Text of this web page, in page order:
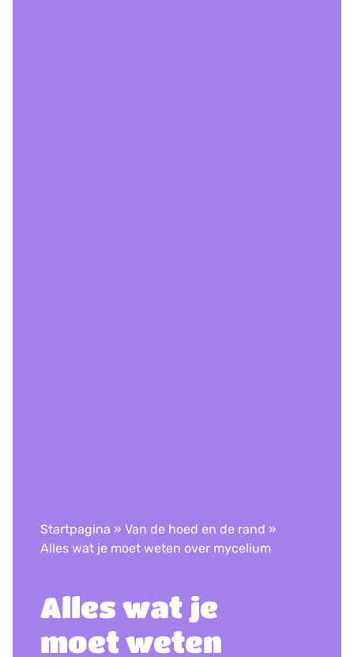
Startpagina » Van de hoed en de rand »
Alles wat je moet weten over mycelium
Alles wat je
moet weten